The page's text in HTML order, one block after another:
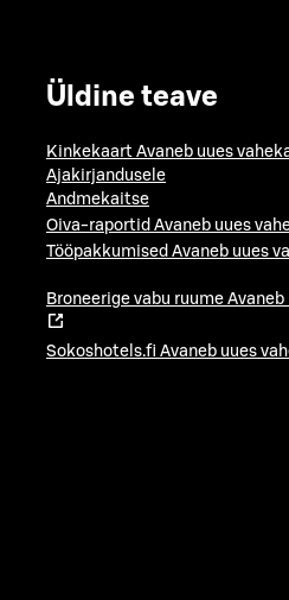
Üldine teave
Kinkekaart Avaneb uues
Ajakirjandusele
Andmekaitse
Oiva-raportid Avaneb uues
Tööpakkumised Avaneb uues
Broneerige vabu ruume Avaneb
Sokoshotels.fi Avaneb uues